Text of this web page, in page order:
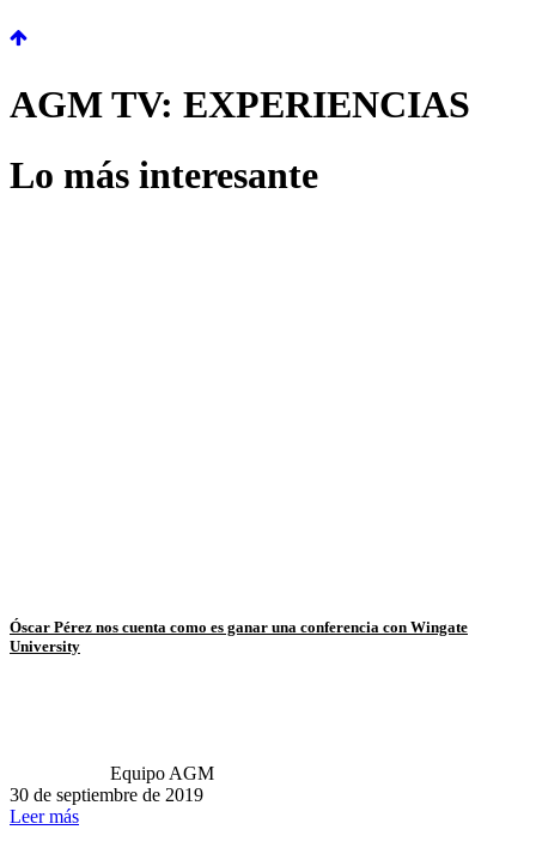
AGM TV: EXPERIENCIAS
Lo más interesante
Óscar Pérez nos cuenta como es ganar una conferencia con Wingate
University
Equipo AGM
30 de septiembre de 2019
Leer más